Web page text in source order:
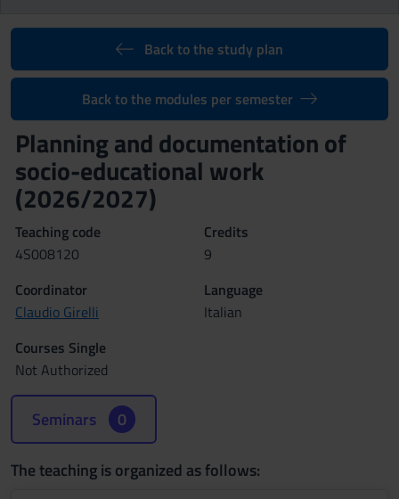
Back to the study plan
Back to the modules per semester
Planning and documentation of
socio-educational work
(2026/2027)
Teaching code
4S008120
Credits
9
Coordinator
Claudio Girelli
Language
Italian
Courses Single
Not Authorized
Seminars 0
The teaching is organized as follows: